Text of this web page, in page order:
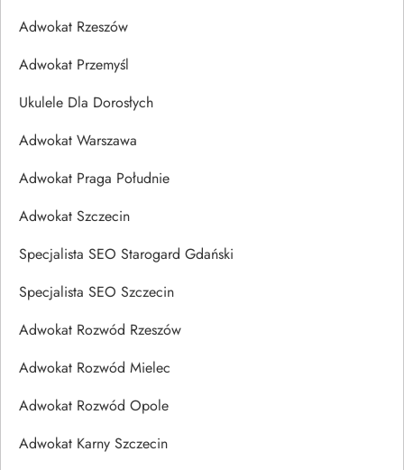
Adwokat Rzeszów
Adwokat Przemyśl
Ukulele Dla Dorosłych
Adwokat Warszawa
Adwokat Praga Południe
Adwokat Szczecin
Specjalista SEO Starogard Gdański
Specjalista SEO Szczecin
Adwokat Rozwód Rzeszów
Adwokat Rozwód Mielec
Adwokat Rozwód Opole
Adwokat Karny Szczecin